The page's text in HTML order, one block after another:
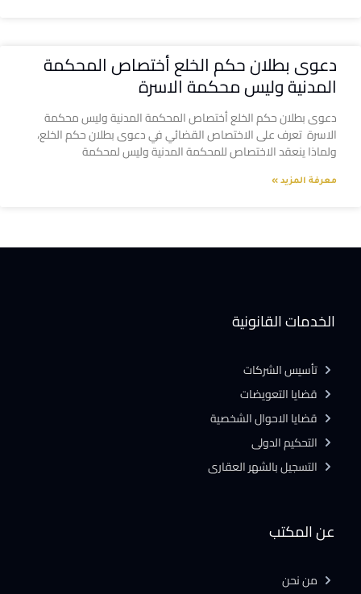
دعوى بطلان حكم الخلع أختصاص المحكمة
المدنية وليس محكمة الاسرة
دعوى بطلان حكم الخلع أختصاص المحكمة المدنية وليس محكمة
الاسرة تعرف على الاختصاص القضائي في دعوى بطلان حكم الخلع،
ولماذا ينعقد الاختصاص للمحكمة المدنية وليس لمحكمة
معرفة المزيد »
عن المكتب
من نحن
الخدمات القانونية
تأسيس الشركات
قضايا التعويضات
قضايا الاحوال الشخصية
التحكيم الدولى
التسجيل بالشهر العقارى